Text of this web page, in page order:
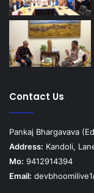
Contact Us
Pankaj Bhargavava
Address: Kandoli,
Mo: 9412914394
Email: